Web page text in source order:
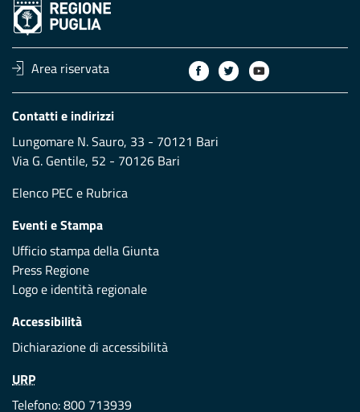
Area riservata
Contatti e indirizzi
Lungomare N. Sauro, 33 - 70121 Bari
Via G. Gentile, 52 - 70126 Bari
Elenco PEC e Rubrica
Eventi e Stampa
Ufficio stampa della Giunta
Press Regione
Logo e identità regionale
Accessibilità
Dichiarazione di accessibilità
URP
Telefono: 800 713939